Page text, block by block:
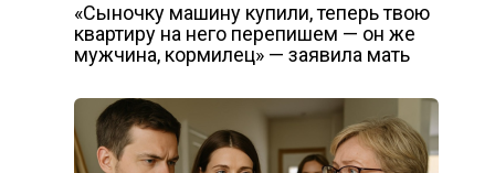
«Сыночку машину купили, теперь твою
квартиру на него перепишем — он же
мужчина, кормилец» — заявила мать